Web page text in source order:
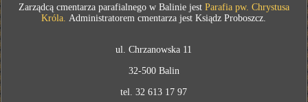
Zarządcą cmentarza parafialnego w Balinie jest Parafia pw. Chrystusa
Króla.Administratorem cmentarza jest Ksiądz Proboszcz.
ul. Chrzanowska 11
32-500 Balin
tel. 32 613 17 97